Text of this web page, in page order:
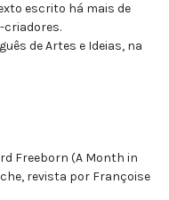
escrito há mais de
criadores.
de Artes e Ideias, na
Freeborn (A Month in
revista por Françoise